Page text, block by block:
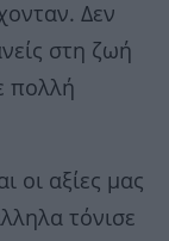
Δεν
στη ζωή
πολλή
οι αξίες μας
τόνισε